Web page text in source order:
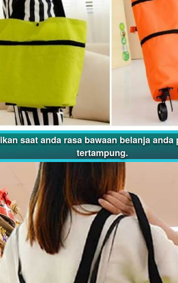
saat anda rasa bawaan belanja
tertampung.